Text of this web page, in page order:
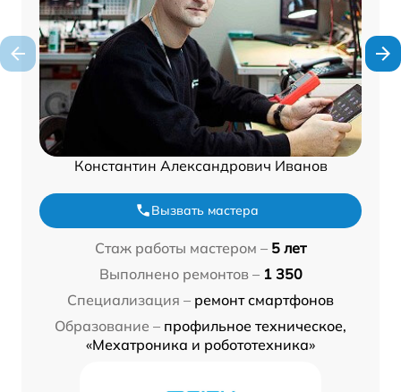
Константин Александрович Иванов
Вызвать мастера
Стаж работы мастером – 5 лет
Выполнено ремонтов – 1 350
Специализация – ремонт смартфонов
Образование – профильное техническое,
«Мехатроника и робототехника»